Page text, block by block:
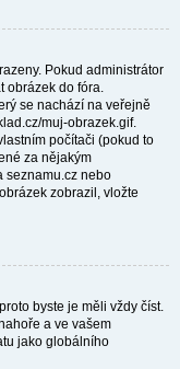
Pokud administrátor
obrázek do fóra.
se nachází na veřejně
muj-obrazek.gif.
počítači (pokud to
za nějakým
seznamu.cz nebo
zobrazil, vložte
byste je měli vždy číst.
a ve vašem
jako globálního